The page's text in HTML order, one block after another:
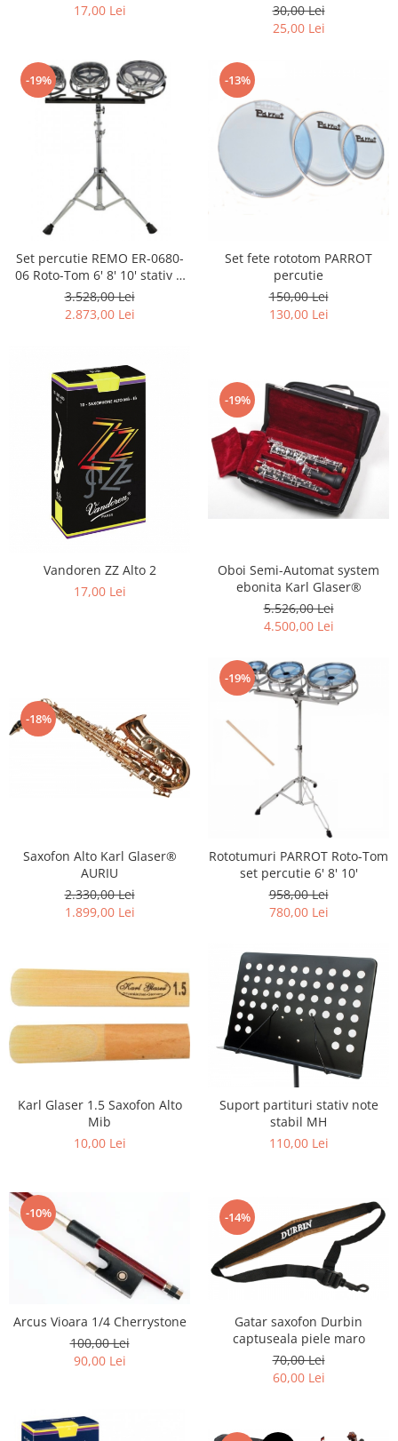
17,00 Lei acustica/bass
30,00 Lei
25,00 Lei
-19%
Set percutie REMO ER-0680-
06 Roto-Tom 6' 8' 10' stativ &
bete incluse
3.528,00 Lei
2.873,00 Lei
-13%
Set fete rototom PARROT
percutie
150,00 Lei
130,00 Lei
Vandoren ZZ Alto 2
17,00 Lei
-19%
Oboi Semi-Automat system
ebonita Karl Glaser®
5.526,00 Lei
4.500,00 Lei
-18%
Saxofon Alto Karl Glaser®
AURIU
2.330,00 Lei
1.899,00 Lei
-19%
Rototumuri PARROT Roto-Tom
set percutie 6' 8' 10'
958,00 Lei
780,00 Lei
Karl Glaser 1.5 Saxofon Alto
Mib
10,00 Lei
Suport partituri stativ note
stabil MH
110,00 Lei
-10%
Arcus Vioara 1/4 Cherrystone
100,00 Lei
90,00 Lei
-14%
Gatar saxofon Durbin
captuseala piele maro
70,00 Lei
60,00 Lei